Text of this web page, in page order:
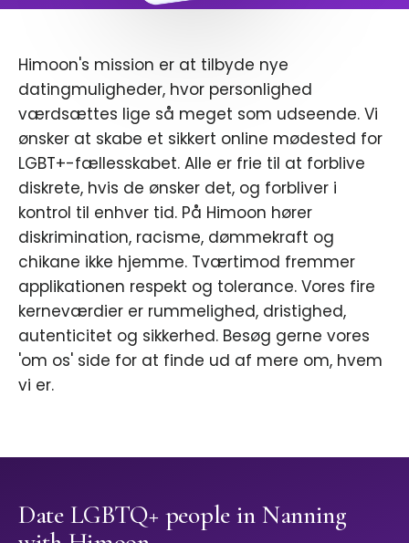
Himoon's mission er at tilbyde nye
datingmuligheder, hvor personlighed
værdsættes lige så meget som udseende. Vi
ønsker at skabe et sikkert online mødested for
LGBT+-fællesskabet. Alle er frie til at forblive
diskrete, hvis de ønsker det, og forbliver i
kontrol til enhver tid. På Himoon hører
diskrimination, racisme, dømmekraft og
chikane ikke hjemme. Tværtimod fremmer
applikationen respekt og tolerance. Vores fire
kerneværdier er rummelighed, dristighed,
autenticitet og sikkerhed. Besøg gerne vores
'om os' side for at finde ud af mere om, hvem
vi er.
Date LGBTQ+ people in Nanning